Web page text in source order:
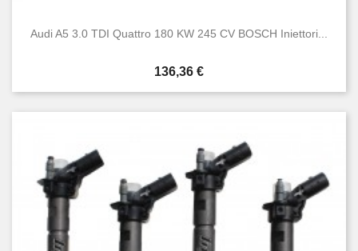
Audi A5 3.0 TDI Quattro 180 KW 245 CV BOSCH Iniettori...
Prezzo
136,36 €